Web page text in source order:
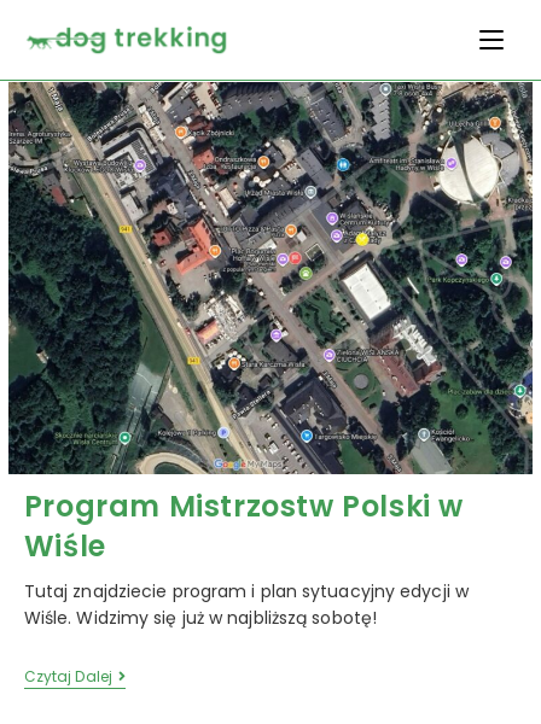
Program Mistrzostw Polski w
Wiśle
Tutaj znajdziecie program i plan sytuacyjny edycji w
Wiśle. Widzimy się już w najbliższą sobotę!
Czytaj Dalej